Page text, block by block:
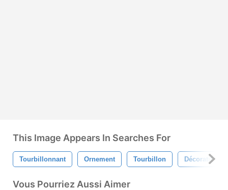
This Image Appears In Searches For
Tourbillonnant Ornement Tourbillon Décoratif
Vous Pourriez Aussi Aimer